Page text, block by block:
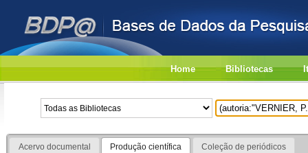
Home Bibliotecas
Acervo documental Produção científica Coleção de periódicos